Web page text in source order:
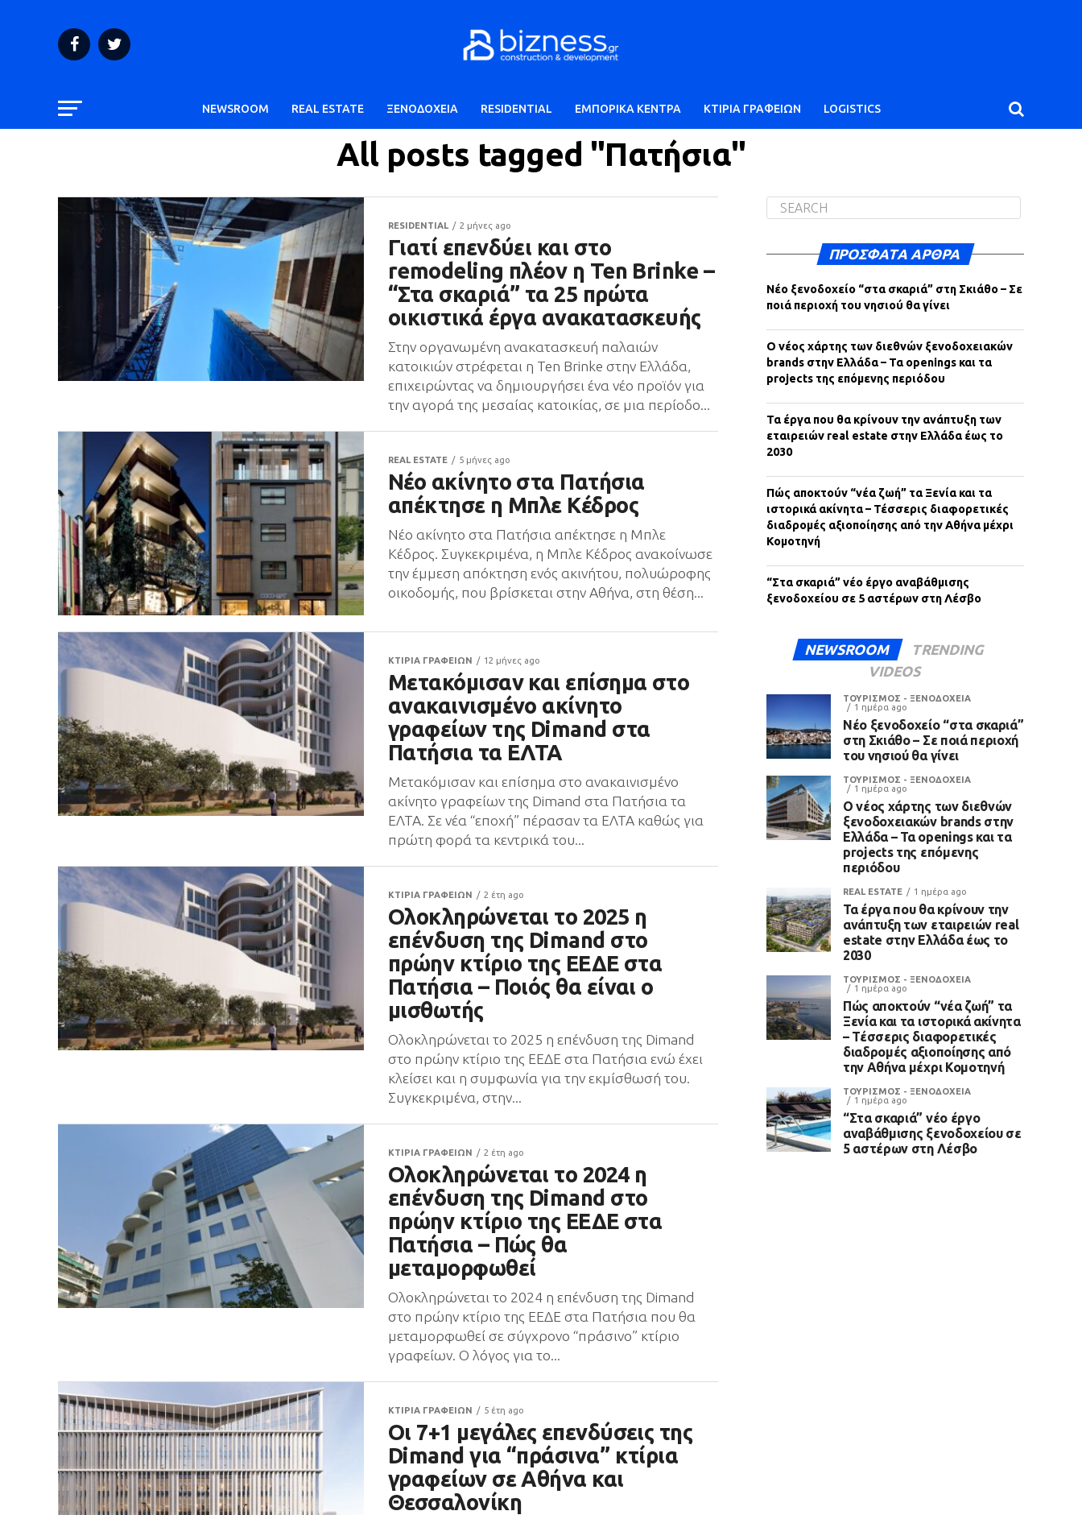
NEWSROOM REAL ESTATE ΞΕΝΟΔΟΧΕΙΑ RESIDENTIAL ΕΜΠΟΡΙΚΑ ΚΕΝΤΡΑ ΚΤΙΡΙΑ ΓΡΑΦΕΙΩΝ LOGISTICS
All posts tagged "Πατήσια"
RESIDENTIAL 2 μήνες ago
Γιατί επενδύει και στο
remodeling πλέον η Ten Brinke –
“Στα σκαριά” τα 25 πρώτα
οικιστικά έργα ανακατασκευής
Στην οργανωμένη ανακατασκευή παλαιών
κατοικιών στρέφεται η Ten Brinke στην Ελλάδα,
επιχειρώντας να δημιουργήσει ένα νέο προϊόν για
την αγορά της μεσαίας κατοικίας, σε μια περίοδο...
REAL ESTATE 5 μήνες ago
Νέο ακίνητο στα Πατήσια
απέκτησε η Μπλε Κέδρος
Νέο ακίνητο στα Πατήσια απέκτησε η Μπλε
Κέδρος. Συγκεκριμένα, η Μπλε Κέδρος ανακοίνωσε
την έμμεση απόκτηση ενός ακινήτου, πολυώροφης
οικοδομής, που βρίσκεται στην Αθήνα, στη θέση...
ΚΤΙΡΙΑ ΓΡΑΦΕΙΩΝ 12 μήνες ago
Μετακόμισαν και επίσημα στο
ανακαινισμένο ακίνητο
γραφείων της Dimand στα
Πατήσια τα ΕΛΤΑ
Μετακόμισαν και επίσημα στο ανακαινισμένο
ακίνητο γραφείων της Dimand στα Πατήσια τα
ΕΛΤΑ. Σε νέα “εποχή” πέρασαν τα ΕΛΤΑ καθώς για
πρώτη φορά τα κεντρικά του...
ΚΤΙΡΙΑ ΓΡΑΦΕΙΩΝ 2 έτη ago
Ολοκληρώνεται το 2025 η
επένδυση της Dimand στο
πρώην κτίριο της ΕΕΔΕ στα
Πατήσια – Ποιός θα είναι ο
μισθωτής
Ολοκληρώνεται το 2025 η επένδυση της Dimand
στο πρώην κτίριο της ΕΕΔΕ στα Πατήσια ενώ έχει
κλείσει και η συμφωνία για την εκμίσθωσή του.
Συγκεκριμένα, στην...
ΚΤΙΡΙΑ ΓΡΑΦΕΙΩΝ 2 έτη ago
Ολοκληρώνεται το 2024 η
επένδυση της Dimand στο
πρώην κτίριο της ΕΕΔΕ στα
Πατήσια – Πώς θα
μεταμορφωθεί
Ολοκληρώνεται το 2024 η επένδυση της Dimand
στο πρώην κτίριο της ΕΕΔΕ στα Πατήσια που θα
μεταμορφωθεί σε σύγχρονο “πράσινο” κτίριο
γραφείων. Ο λόγος για το...
ΚΤΙΡΙΑ ΓΡΑΦΕΙΩΝ 5 έτη ago
Οι 7+1 μεγάλες επενδύσεις της
Dimand για “πράσινα” κτίρια
γραφείων σε Αθήνα και
Θεσσαλονίκη
ΠΡΌΣΦΑΤΑ ΆΡΘΡΑ
Νέο ξενοδοχείο “στα σκαριά” στη Σκιάθο – Σε
ποιά περιοχή του νησιού θα γίνει
Ο νέος χάρτης των διεθνών ξενοδοχειακών
brands στην Ελλάδα – Τα openings και τα
projects της επόμενης περιόδου
Τα έργα που θα κρίνουν την ανάπτυξη των
εταιρειών real estate στην Ελλάδα έως το
2030
Πώς αποκτούν “νέα ζωή” τα Ξενία και τα
ιστορικά ακίνητα – Τέσσερις διαφορετικές
διαδρομές αξιοποίησης από την Αθήνα μέχρι
Κομοτηνή
“Στα σκαριά” νέο έργο αναβάθμισης
ξενοδοχείου σε 5 αστέρων στη Λέσβο
NEWSROOM
TRENDING
VIDEOS
ΤΟΥΡΙΣΜΟΣ - ΞΕΝΟΔΟΧΕΙΑ
1 ημέρα ago
Νέο ξενοδοχείο “στα σκαριά”
στη Σκιάθο – Σε ποιά περιοχή
του νησιού θα γίνει
ΤΟΥΡΙΣΜΟΣ - ΞΕΝΟΔΟΧΕΙΑ
1 ημέρα ago
Ο νέος χάρτης των διεθνών
ξενοδοχειακών brands στην
Ελλάδα – Τα openings και τα
projects της επόμενης
περιόδου
REAL ESTATE 1 ημέρα ago
Τα έργα που θα κρίνουν την
ανάπτυξη των εταιρειών real
estate στην Ελλάδα έως το
2030
ΤΟΥΡΙΣΜΟΣ - ΞΕΝΟΔΟΧΕΙΑ
1 ημέρα ago
Πώς αποκτούν “νέα ζωή” τα
Ξενία και τα ιστορικά ακίνητα
– Τέσσερις διαφορετικές
διαδρομές αξιοποίησης από
την Αθήνα μέχρι Κομοτηνή
ΤΟΥΡΙΣΜΟΣ - ΞΕΝΟΔΟΧΕΙΑ
1 ημέρα ago
“Στα σκαριά” νέο έργο
αναβάθμισης ξενοδοχείου σε
5 αστέρων στη Λέσβο